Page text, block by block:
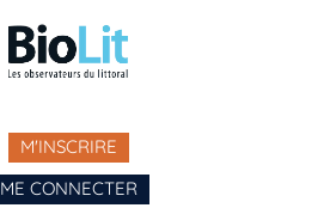
M'INSCRIRE
ME CONNECTER